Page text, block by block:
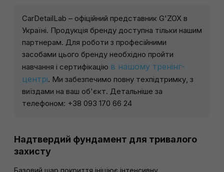
CarDetailLab – офіційний представник G'ZOX в
Україні. Продукція бренду доступна тільки нашим
партнерам. Для роботи з професійними
засобами цього бренду необхідно пройти
навчання і сертифікацію в нашому тренінг-
центрі. Ми забезпечимо повну техпідтримку, з
виїздами на ваш об'єкт. Детальніше за
телефоном: +38 093 170 66 24
Надтвердий фундамент для тривалого
захисту